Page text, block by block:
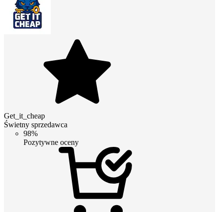
Get_it_cheap
Świetny sprzedawca
98%
Pozytywne oceny